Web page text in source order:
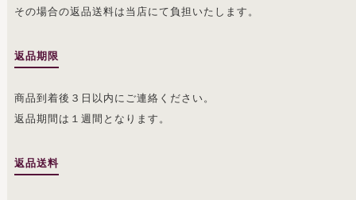
その場合の返品送料は当店にて負担いたします。
返品期限
商品到着後３日以内にご連絡ください。
返品期間は１週間となります。
返品送料